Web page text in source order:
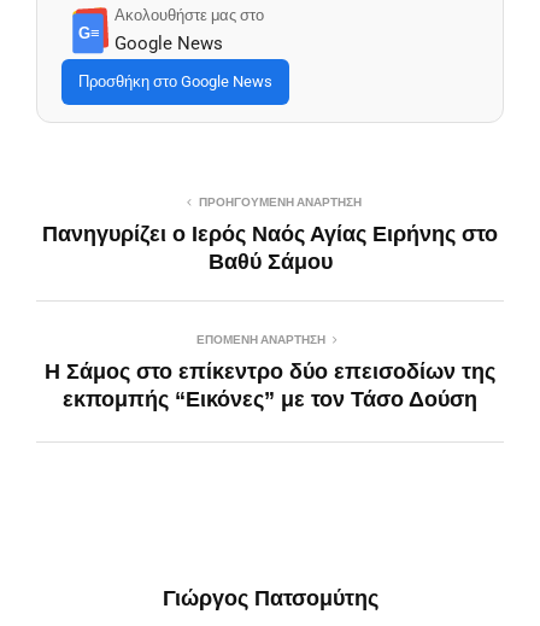
G≡
Ακολουθήστε μας στο
Google News
Προσθήκη στο Google News
ΠΡΟΗΓΟΎΜΕΝΗ ΑΝΆΡΤΗΣΗ
Πανηγυρίζει ο Ιερός Ναός Αγίας Ειρήνης στο
Βαθύ Σάμου
ΕΠΌΜΕΝΗ ΑΝΆΡΤΗΣΗ
Η Σάμος στο επίκεντρο δύο επεισοδίων της
εκπομπής “Εικόνες” με τον Τάσο Δούση
Γιώργος Πατσομύτης